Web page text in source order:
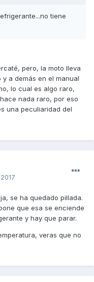
tiene
pero, la moto lleva
a demás en el manual
lo cual es algo raro,
nada raro, por eso
una peculiaridad del
se ha quedado pillada.
que esa se enciende
y hay que parar.
veras que no